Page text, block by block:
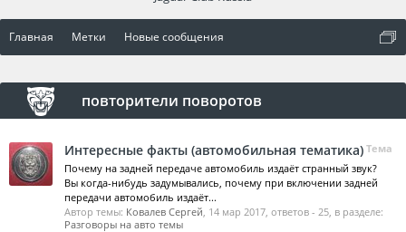
Главная Метки Новые сообщения
повторители поворотов
Тема
Интересные факты (автомобильная тематика)
Почему на задней передаче автомобиль издаёт странный звук?
Вы когда-нибудь задумывались, почему при включении задней
передачи автомобиль издаёт...
Автор темы: Ковалев Сергей, 14 мар 2017, ответов - 25, в разделе:
Разговоры на авто темы
оват